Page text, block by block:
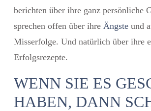
berichten über ihre ganz persönliche
sprechen offen über ihre Ängste und
Misserfolge. Und natürlich über ihre
Erfolgsrezepte.
WENN SIE ES
HABEN, DANN